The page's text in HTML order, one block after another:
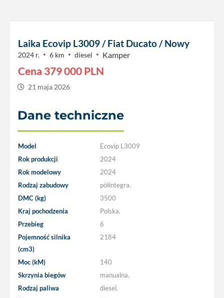
Laika Ecovip L3009 / Fiat Ducato / Nowy
2024 r. 6 km diesel Kamper
Cena 379 000 PLN
21 maja 2026
Dane techniczne
Model
Ecovip L3009
Rok produkcji
2024
Rok modelowy
2024
Rodzaj zabudowy
półintegra.
DMC (kg)
3500
Kraj pochodzenia
Polska.
Przebieg
6
Pojemność silnika
(cm3)
2184
Moc (kM)
140
Skrzynia biegów
manualna.
Rodzaj paliwa
diesel.